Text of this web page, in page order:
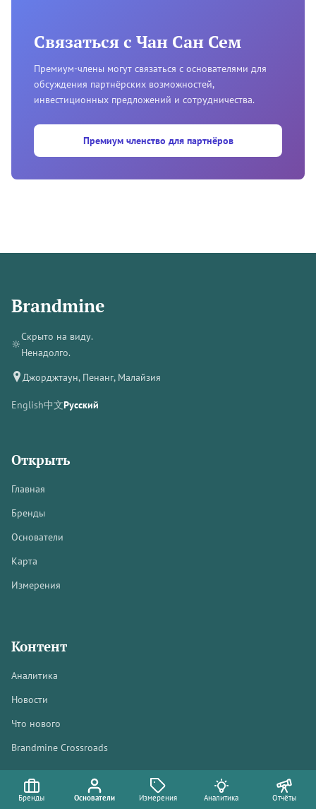
Связаться с Чан Сан Сем
Премиум-члены могут связаться с основателями для
обсуждения партнёрских возможностей,
инвестиционных предложений и сотрудничества.
Премиум членство для партнёров
Brandmine
🔆
Скрыто на виду.
Ненадолго.
Джорджтаун, Пенанг, Малайзия
English中文Русский
Открыть
Главная
Бренды
Основатели
Карта
Измерения
Контент
Аналитика
Новости
Что нового
Brandmine Crossroads
Бренды Основатели Измерения Аналитика Отчёты